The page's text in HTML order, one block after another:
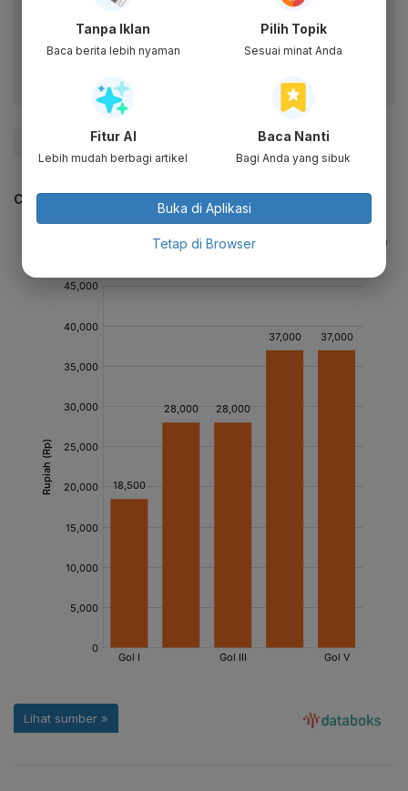
Dapatkan pengalaman membaca lebih nyaman dan nikmati
fitur menarik lainnya lewat aplikasi mobile Katadata.
#Tol #Update Me
CEK JUGA DATA INI
Tanpa Iklan
Baca berita lebih nyaman
Pilih Topik
Sesuai minat Anda
Fitur AI
Lebih mudah berbagi artikel
Baca Nanti
Bagi Anda yang sibuk
Buka di Aplikasi
Tetap di Browser